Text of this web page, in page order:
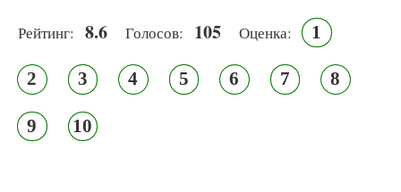
Рейтинг: 8.6 Голосов: 105 Оценка: 1
2 3 4 5 6 7 8
9 10